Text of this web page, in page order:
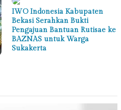
IWO Indonesia Kabupaten
Bekasi Serahkan Bukti
Pengajuan Bantuan Rutisae ke
BAZNAS untuk Warga
Sukakerta